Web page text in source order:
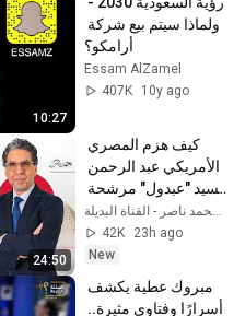
10:27
أرامكو؟
Essam AlZamel
407K
10y ago
24:50
"إيباك"؟
42K
23h ago
New